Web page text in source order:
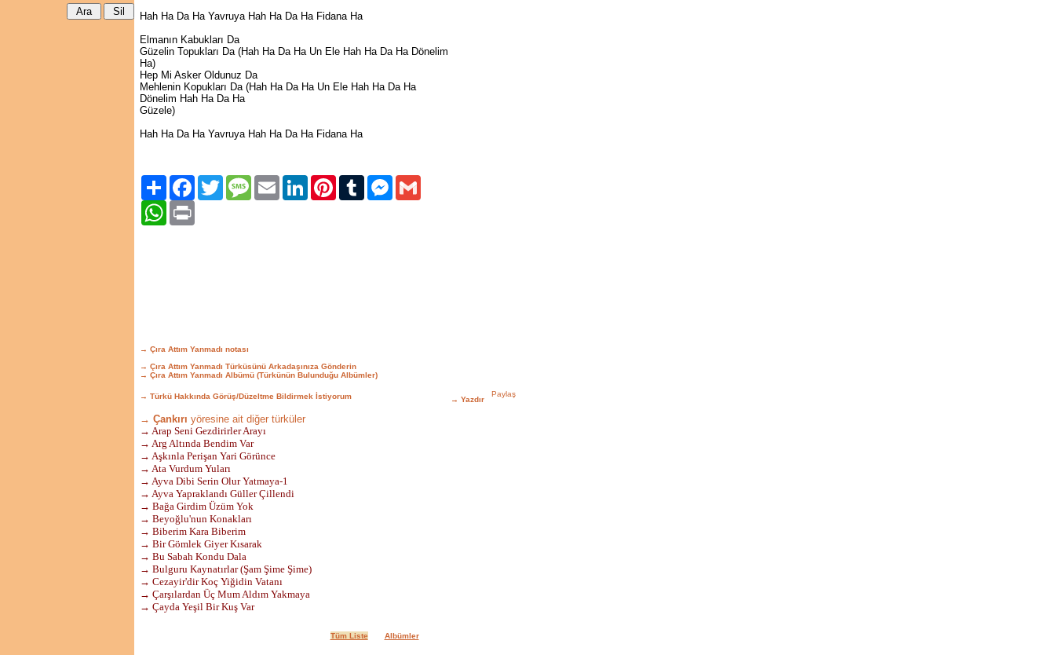
Hah Ha Da Ha Yavruya Hah Ha Da Ha Fidana Ha
Elmanın Kabukları Da
Güzelin Topukları Da (Hah Ha Da Ha Un Ele Hah Ha Da Ha Dönelim
Ha)
Hep Mi Asker Oldunuz Da
Mehlenin Kopukları Da (Hah Ha Da Ha Un Ele Hah Ha Da Ha
Dönelim Hah Ha Da Ha
Güzele)
Hah Ha Da Ha Yavruya Hah Ha Da Ha Fidana Ha
Paylaş FacebookTwitter Message Email LinkedIn Pinterest Tumblr Messenger
WhatsApp
→ Çıra Attım Yanmadı notası
→ Çıra Attım Yanmadı Türküsünü Arkadaşınıza Gönderin
→ Çıra Attım Yanmadı Albümü (Türkünün Bulunduğu Albümler)
→ Türkü Hakkında Görüş/Düzeltme Bildirmek İstiyorum → Yazdır
→ Çankırı yöresine ait diğer türküler
→ Arap Seni Gezdirirler Arayı
→ Arg Altında Bendim Var
→ Aşkınla Perişan Yari Görünce
→ Ata Vurdum Yuları
→ Ayva Dibi Serin Olur Yatmaya-1
→ Ayva Yapraklandı Güller Çillendi
→ Bağa Girdim Üzüm Yok
→ Beyoğlu'nun Konakları
→ Biberim Kara Biberim
→ Bir Gömlek Giyer Kısarak
→ Bu Sabah Kondu Dala
→ Bulguru Kaynatırlar (Şam Şime Şime)
→ Cezayir'dir Koç Yiğidin Vatanı
→ Çarşılardan Üç Mum Aldım Yakmaya
→ Çayda Yeşil Bir Kuş Var
Tüm Liste Albümler